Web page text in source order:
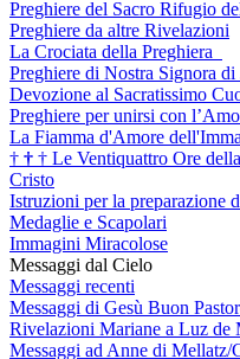
Preghiere del Sacro Rifugio
Preghiere da altre Rivelazioni
La Crociata della Preghiera
Preghiere di Nostra Signora di
Devozione al Sacratissimo
Preghiere per unirsi con
La Fiamma d'Amore
† † † Le Ventiquattro Ore
Cristo
Istruzioni per la preparazione
Medaglie e Scapolari
Immagini Miracolose
Messaggi dal Cielo
Messaggi recenti
Messaggi di Gesù Buon
Rivelazioni Mariane a Luz de
Messaggi ad Anne di Mellatz/